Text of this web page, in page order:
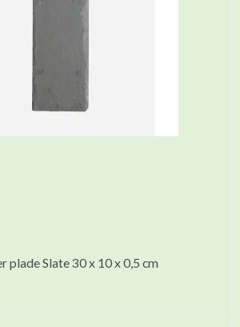
plade Slate 30 x 10 x 0,5 cm